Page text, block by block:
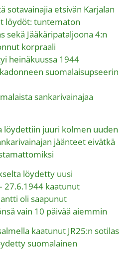
sotavainajia etsivän Karjalan
löydöt: tuntematon
sekä Jääkäripataljoona 4:n
korpraali
heinäkuussa 1944
suomalaisupseerin
sankarivainajaa
löydettiin juuri kolmen uuden
jäänteet eivätkä
löydetty uusi
27.6.1944 kaatunut
oli saapunut
vain 10 päivää aiemmin
kaatunut JR25:n sotilas
suomalainen